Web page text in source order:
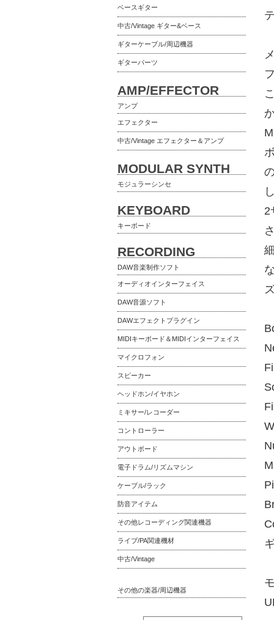
2
ベースギター
中古/Vintage ギター&ベース
ギターケーブル/周辺機器
ギターパーツ
AMP/EFFECTOR
アンプ
エフェクター
中古/Vintage エフェクター＆アンプ
MODULAR SYNTH
モジュラーシンセ
KEYBOARD
キーボード
RECORDING
DAW音楽制作ソフト
オーディオインターフェイス
DAW音源ソフト
DAWエフェクトプラグイン
MIDIキーボード＆MIDIインターフェイス
マイクロフォン
スピーカー
ヘッドホン/イヤホン
ミキサー/レコーダー
コントローラー
アウトボード
電子ドラム/リズムマシン
ケーブル/ラック
防音アイテム
その他レコーディング関連機器
ライブ/PA関連機材
中古/Vintage
その他の楽器/周辺機器